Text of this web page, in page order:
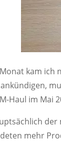
kam ich
Haul im Mai
mehr